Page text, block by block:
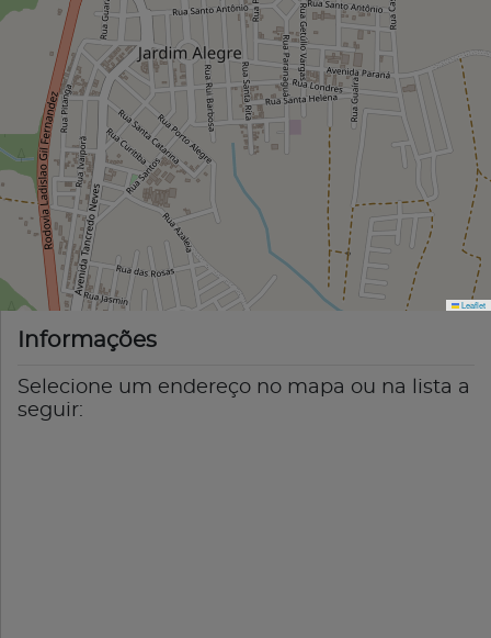
Leaflet
Informações
Selecione um endereço no mapa ou na lista a
seguir: